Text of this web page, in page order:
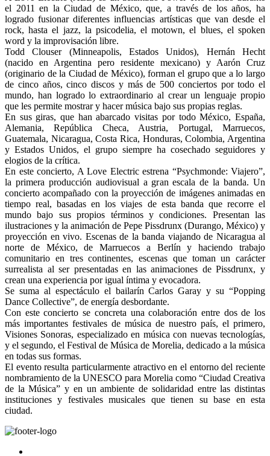
el 2011 en la Ciudad de México, que, a través de los años, ha
logrado fusionar diferentes influencias artísticas que van desde el
rock, hasta el jazz, la psicodelia, el motown, el blues, el spoken
word y la improvisación libre.
Todd Clouser (Minneapolis, Estados Unidos), Hernán Hecht
(nacido en Argentina pero residente mexicano) y Aarón Cruz
(originario de la Ciudad de México), forman el grupo que a lo largo
de cinco años, cinco discos y más de 500 conciertos por todo el
mundo, han logrado lo extraordinario al crear un lenguaje propio
que les permite mostrar y hacer música bajo sus propias reglas.
En sus giras, que han abarcado visitas por todo México, España,
Alemania, República Checa, Austria, Portugal, Marruecos,
Guatemala, Nicaragua, Costa Rica, Honduras, Colombia, Argentina
y Estados Unidos, el grupo siempre ha cosechado seguidores y
elogios de la crítica.
En este concierto, A Love Electric estrena “Psychmonde: Viajero”,
la primera producción audiovisual a gran escala de la banda. Un
concierto acompañado con la proyección de imágenes animadas en
tiempo real, basadas en los viajes de esta banda que recorre el
mundo bajo sus propios términos y condiciones. Presentan las
ilustraciones y la animación de Pepe Pissdrunx (Durango, México) y
proyección en vivo. Escenas de la banda viajando de Nicaragua al
norte de México, de Marruecos a Berlín y haciendo trabajo
comunitario en tres continentes, escenas que toman un carácter
surrealista al ser presentadas en las animaciones de Pissdrunx, y
crean una experiencia por igual íntima y evocadora.
Se suma al espectáculo el bailarín Carlos Garay y su “Popping
Dance Collective”, de energía desbordante.
Con este concierto se concreta una colaboración entre dos de los
más importantes festivales de música de nuestro país, el primero,
Visiones Sonoras, especializado en música con nuevas tecnologías,
y el segundo, el Festival de Música de Morelia, dedicado a la música
en todas sus formas.
El evento resulta particularmente atractivo en el entorno del reciente
nombramiento de la UNESCO para Morelia como “Ciudad Creativa
de la Música” y en un ambiente de solidaridad entre las distintas
instituciones y festivales musicales que tienen su base en esta
ciudad.